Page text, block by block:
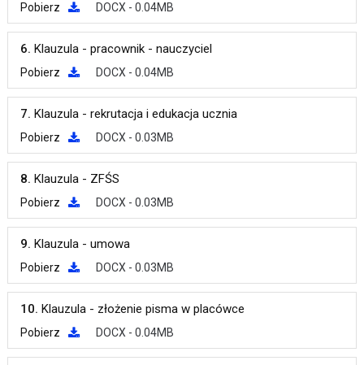
Pobierz DOCX - 0.04MB
6. Klauzula - pracownik - nauczyciel
Pobierz DOCX - 0.04MB
7. Klauzula - rekrutacja i edukacja ucznia
Pobierz DOCX - 0.03MB
8. Klauzula - ZFŚS
Pobierz DOCX - 0.03MB
9. Klauzula - umowa
Pobierz DOCX - 0.03MB
10. Klauzula - złożenie pisma w placówce
Pobierz DOCX - 0.04MB